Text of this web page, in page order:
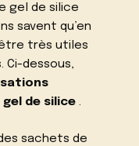
gel de silice
savent qu’en
très utiles
Ci-dessous,
de silice .
sachets de